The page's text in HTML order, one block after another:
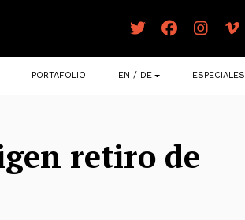
PORTAFOLIO EN / DE ESPECIALES
retiro de